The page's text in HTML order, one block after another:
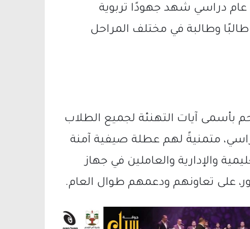
عام دراسي شهد جهودًا تربوية
وتعليمية متواصلة، بمشاركة 18,010 طالبًا وطالبة في مختلف المراحل
بأسمى آيات التهنئة لجميع الطلاب
متمنيةً لهم عطلة صيفية آمنة
والإدارية والعاملين في جهاز
على تعاونهم ودعمهم طوال العام.